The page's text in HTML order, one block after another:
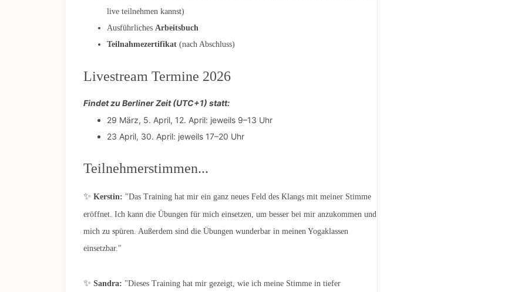
live teilnehmen kannst)
Ausführliches Arbeitsbuch
Teilnahmezertifikat (nach Abschluss)
Livestream Termine 2026
Findet zu Berliner Zeit (UTC+1) statt:
29 März, 5. April, 12. April: jeweils 9–13 Uhr
23 April, 30. April: jeweils 17–20 Uhr
Teilnehmerstimmen...
✨ Kerstin: "Das Training hat mir ein ganz neues Feld des Klangs mit meiner Stimme
eröffnet. Ich kann die Übungen für mich einsetzen, um besser bei mir anzukommen und
mich zu spüren. Außerdem sind die Übungen wunderbar in meinen Yogaklassen
einsetzbar."
✨ Sandra: "Dieses Training hat mir gezeigt, wie ich meine Stimme in tiefer